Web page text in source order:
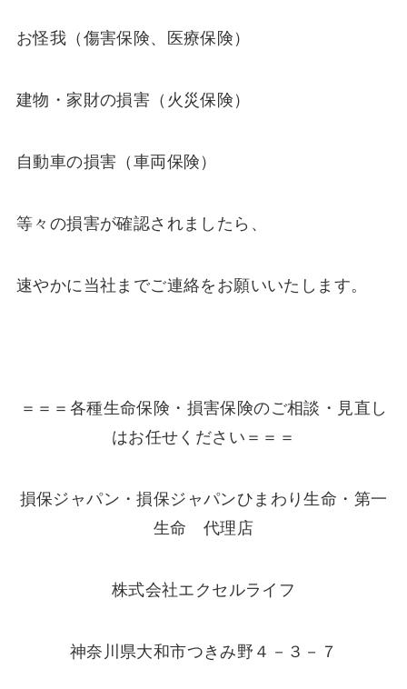
お怪我（傷害保険、医療保険）
建物・家財の損害（火災保険）
自動車の損害（車両保険）
等々の損害が確認されましたら、
速やかに当社までご連絡をお願いいたします。
＝＝＝各種生命保険・損害保険のご相談・見直し
はお任せください＝＝＝
損保ジャパン・損保ジャパンひまわり生命・第一
生命 代理店
株式会社エクセルライフ
神奈川県大和市つきみ野４－３－７